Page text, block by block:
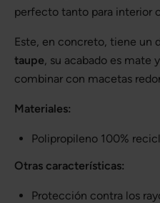
perfecto tanto para interior
Este, en concreto, tiene un
taupe, su acabado es mate
combinar con macetas
Materiales:
Polipropileno 100%
Otras características:
Protección contra los